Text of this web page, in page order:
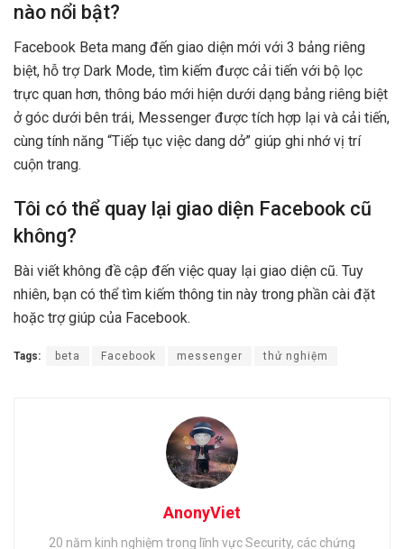
nào nổi bật?
Facebook Beta mang đến giao diện mới với 3 bảng riêng
biệt, hỗ trợ Dark Mode, tìm kiếm được cải tiến với bộ lọc
trực quan hơn, thông báo mới hiện dưới dạng bảng riêng biệt
ở góc dưới bên trái, Messenger được tích hợp lại và cải tiến,
cùng tính năng “Tiếp tục việc dang dở” giúp ghi nhớ vị trí
cuộn trang.
Tôi có thể quay lại giao diện Facebook cũ
không?
Bài viết không đề cập đến việc quay lại giao diện cũ. Tuy
nhiên, bạn có thể tìm kiếm thông tin này trong phần cài đặt
hoặc trợ giúp của Facebook.
Tags: beta Facebook messenger thử nghiệm
AnonyViet
20 năm kinh nghiệm trong lĩnh vực Security, các chứng